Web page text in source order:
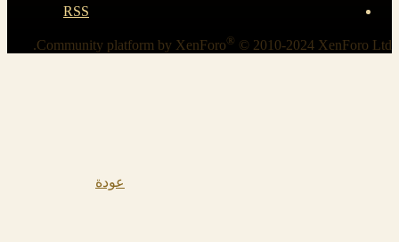
RSS
Community platform by XenForo® © 2010-2024 XenForo Ltd.
عودة